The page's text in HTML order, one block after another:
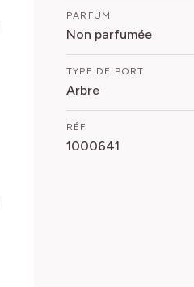
PARFUM
Non parfumée
TYPE DE PORT
Arbre
RÉF
1000641